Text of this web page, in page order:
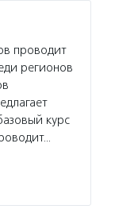
проводит
регионов
курс